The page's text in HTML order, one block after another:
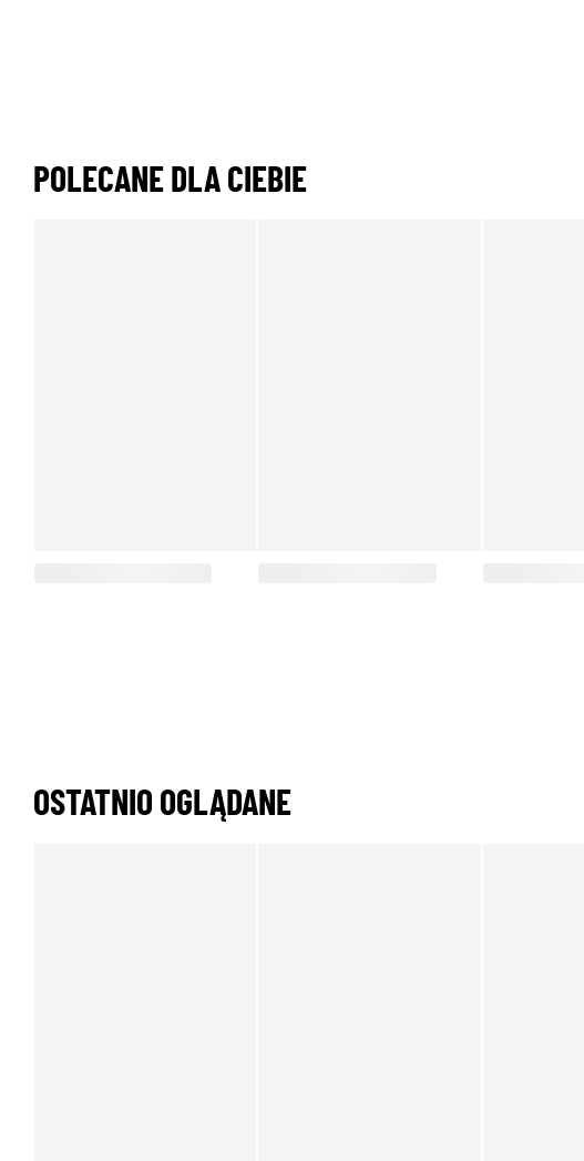
POLECANE DLA CIEBIE
OSTATNIO OGLĄDANE